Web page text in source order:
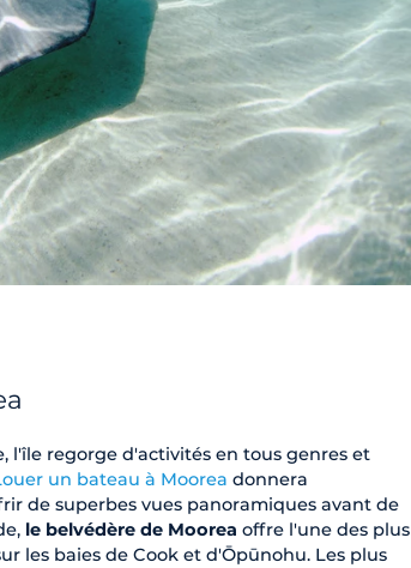
l'île regorge d'activités en tous genres et
un bateau à Moorea donnera
de superbes vues panoramiques avant de
le belvédère de Moorea offre l'une des plus
les baies de Cook et d'Ōpūnohu. Les plus